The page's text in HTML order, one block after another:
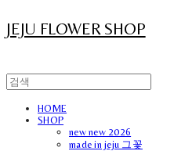
JEJU FLOWER SHOP
HOME
SHOP
new new 2026
made in jeju 그꽃